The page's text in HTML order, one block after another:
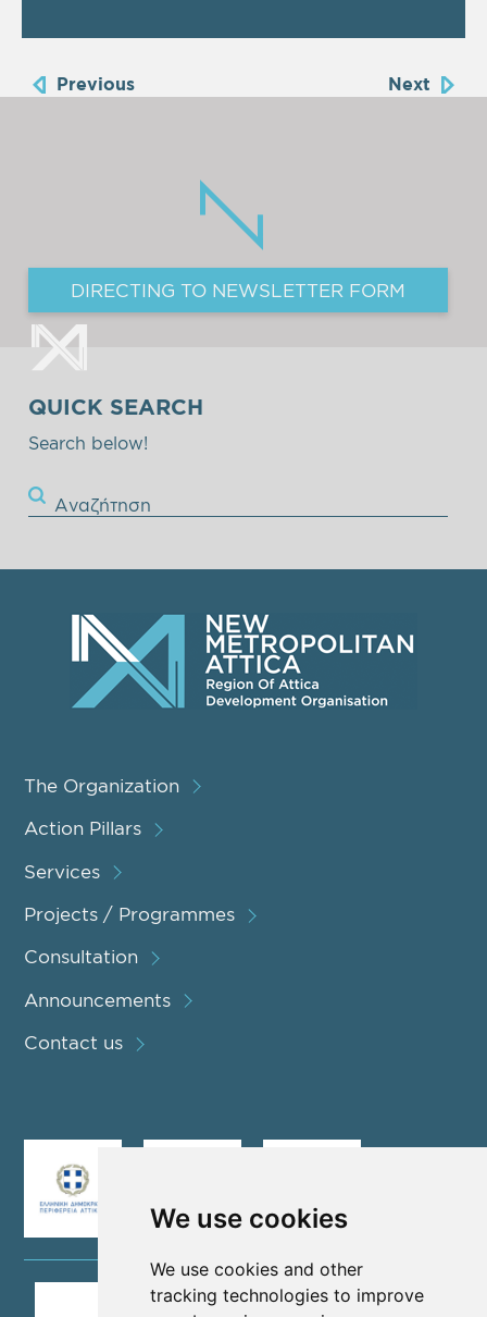
We use cookies
We use cookies and other
tracking technologies to improve
Previous Next
DIRECTING TO NEWSLETTER FORM
QUICK SEARCH
Search below!
Αναζήτηση
The Organization
Action Pillars
Services
Projects / Programmes
Consultation
Announcements
Contact us